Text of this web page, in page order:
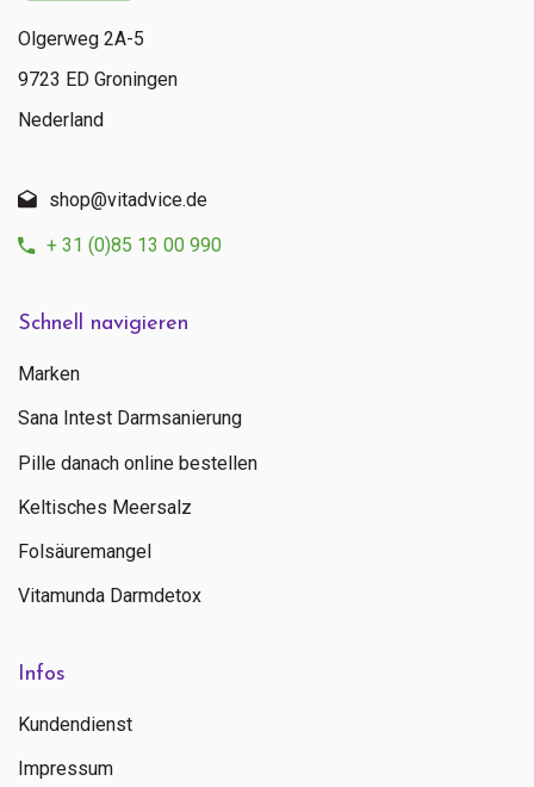
Schnell navigieren
Marken
Sana Intest Darmsanierung
Pille danach online bestellen
Keltisches Meersalz
Folsäuremangel
Vitamunda Darmdetox
Infos
Kundendienst
Impressum
Olgerweg 2A-5
9723 ED Groningen
Nederland
shop@vitadvice.de
+ 31 (0)85 13 00 990